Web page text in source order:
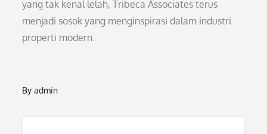
yang tak kenal lelah, Tribeca Associates terus
menjadi sosok yang menginspirasi dalam industri
properti modern.
Byadmin